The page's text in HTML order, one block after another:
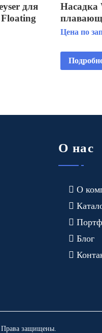
для
Насадка
Display
Цена по
О нас
О
Блог
Права защищены.